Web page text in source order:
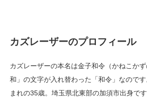
カズレーザーのプロフィール
カズレーザーの本名は金子和令（かねこか
和」の文字が入れ替わった「和令」なので
まれの35歳。埼玉県北東部の加須市出身です